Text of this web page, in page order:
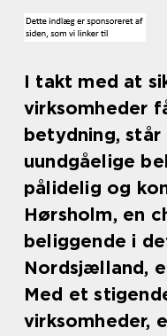
I takt med at
virksomheder
betydning,
uundgåelige
pålidelig og
Hørsholm, en
beliggende i
Nordsjælland,
Med et
virksomheder,